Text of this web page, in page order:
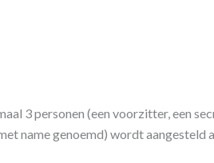
3 personen (een voorzitter, een
name genoemd) wordt